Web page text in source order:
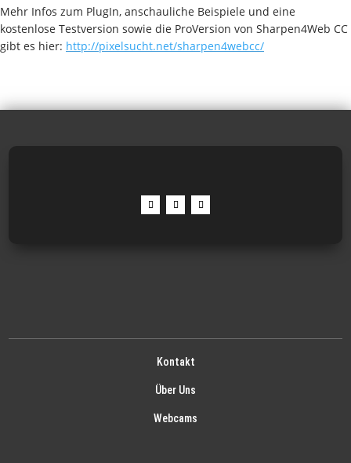
Mehr Infos zum PlugIn, anschauliche Beispiele und eine
kostenlose Testversion sowie die ProVersion von Sharpen4Web CC
gibt es hier: http://pixelsucht.net/sharpen4webcc/
Kontakt
Über Uns
Webcams